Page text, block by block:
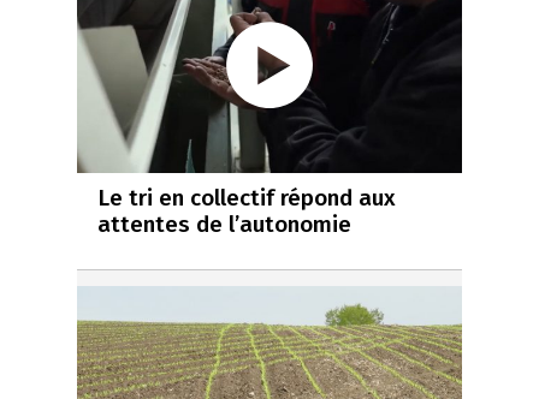
Le tri en collectif répond aux
attentes de l’autonomie